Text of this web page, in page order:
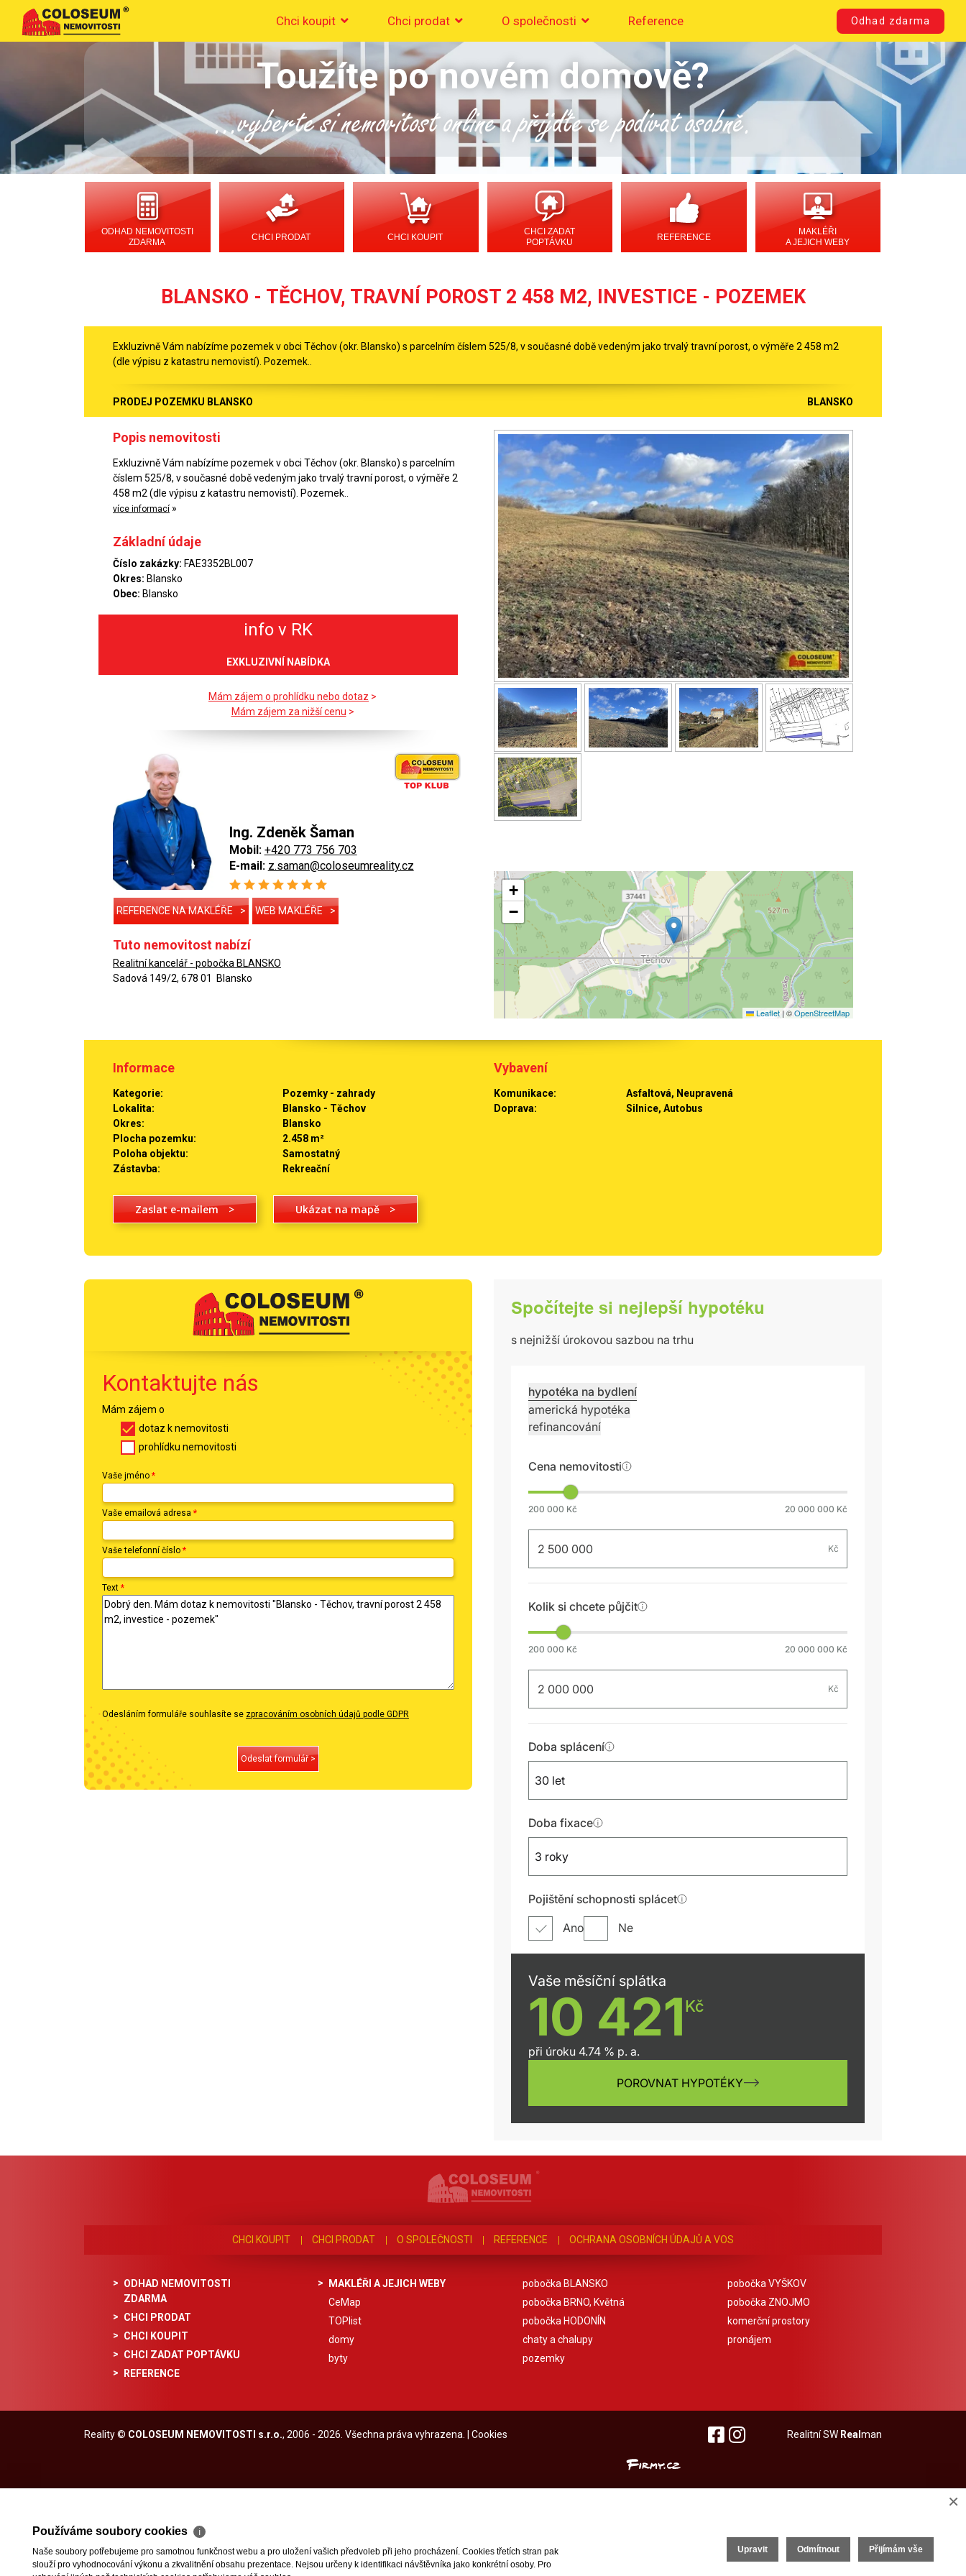
Chci koupit Chci prodat O společnosti Reference Odhad zdarma
Toužíte po novém domově?
...vyberte si nemovitost online a přijďte se podívat osobně.
ODHAD NEMOVITOSTI
ZDARMA
CHCI PRODAT CHCI KOUPIT
CHCI ZADAT
POPTÁVKU
REFERENCE
MAKLÉŘI
A JEJICH WEBY
BLANSKO - TĚCHOV, TRAVNÍ POROST 2 458 M2, INVESTICE - POZEMEK
Exkluzivně Vám nabízíme pozemek v obci Těchov (okr. Blansko) s parcelním číslem 525/8, v současné době vedeným jako trvalý travní porost, o výměře 2 458 m2
(dle výpisu z katastru nemovistí). Pozemek..
PRODEJ POZEMKU BLANSKO BLANSKO
Popis nemovitosti
Exkluzivně Vám nabízíme pozemek v obci Těchov (okr. Blansko) s parcelním
číslem 525/8, v současné době vedeným jako trvalý travní porost, o výměře 2
458 m2 (dle výpisu z katastru nemovistí). Pozemek..
více informací »
Základní údaje
Číslo zakázky: FAE3352BL007
Okres: Blansko
Obec: Blansko
info v RK
EXKLUZIVNÍ NABÍDKA
Mám zájem o prohlídku nebo dotaz >
Mám zájem za nižší cenu >
Ing. Zdeněk Šaman
Mobil: +420 773 756 703
E-mail: z.saman@coloseumreality.cz
REFERENCE NA MAKLÉŘE > WEB MAKLÉŘE >
Tuto nemovitost nabízí
Realitní kancelář - pobočka BLANSKO
Sadová 149/2, 678 01 Blansko
+
−
Leaflet | ©OpenStreetMap
Informace
Kategorie:
Pozemky - zahrady
Lokalita:
Blansko - Těchov
Okres:
Blansko
Plocha pozemku:
2.458 m²
Poloha objektu:
Samostatný
Zástavba:
Rekreační
Vybavení
Komunikace:
Asfaltová, Neupravená
Doprava:
Silnice, Autobus
Zaslat e-mailem > Ukázat na mapě >
Kontaktujte nás
Mám zájem o
dotaz k nemovitosti
prohlídku nemovitosti
Vaše jméno *
Vaše emailová adresa *
Vaše telefonní číslo *
Text *
Odesláním formuláře souhlasíte se zpracováním osobních údajů podle GDPR
Odeslat formulář >
CHCI KOUPIT CHCI PRODAT O SPOLEČNOSTI REFERENCE OCHRANA OSOBNÍCH ÚDAJŮ A VOS
ODHAD NEMOVITOSTI
ZDARMA
CHCI PRODAT
CHCI KOUPIT
CHCI ZADAT POPTÁVKU
REFERENCE
MAKLÉŘI A JEJICH WEBY
CeMap
TOPlist
domy
byty
pobočka BLANSKO
pobočka BRNO, Květná
pobočka HODONÍN
chaty a chalupy
pozemky
pobočka VYŠKOV
pobočka ZNOJMO
komerční prostory
pronájem
Reality© COLOSEUM NEMOVITOSTI s.r.o., 2006 - 2026. Všechna práva vyhrazena. | Cookies Realitní SW Real man
×
Používáme soubory cookies ℹ
Naše soubory potřebujeme pro samotnou funkčnost webu a pro uložení vašich předvoleb při jeho procházení. Cookies třetích stran pak
slouží pro vyhodnocování výkonu a zkvalitnění obsahu prezentace. Nejsou určeny k identifikaci návštěvníka jako konkrétní osoby. Pro
Upravit Odmítnout Přijímám vše